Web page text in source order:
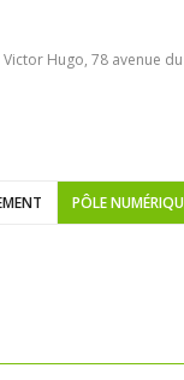
Victor Hugo, 78 avenue
PÔLE